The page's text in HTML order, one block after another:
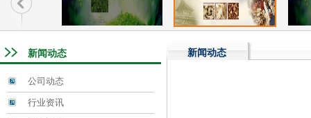
新闻动态
公司动态
行业资讯
新闻动态